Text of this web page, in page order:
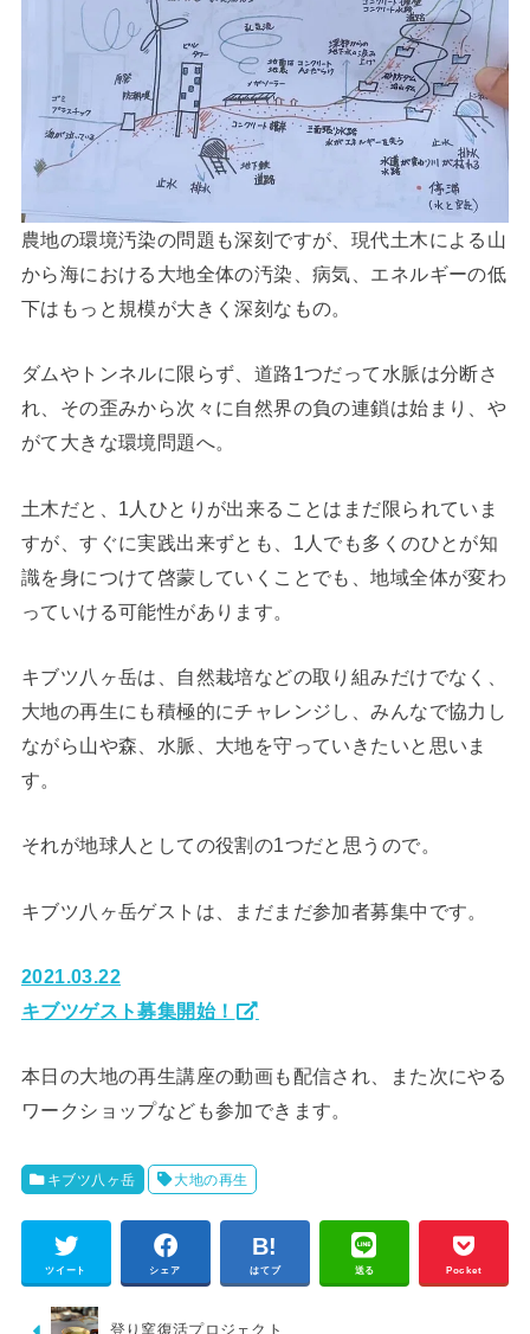
農地の環境汚染の問題も深刻ですが、現代土木による山
から海における大地全体の汚染、病気、エネルギーの低
下はもっと規模が大きく深刻なもの。
ダムやトンネルに限らず、道路1つだって水脈は分断さ
れ、その歪みから次々に自然界の負の連鎖は始まり、や
がて大きな環境問題へ。
土木だと、1人ひとりが出来ることはまだ限られていま
すが、すぐに実践出来ずとも、1人でも多くのひとが知
識を身につけて啓蒙していくことでも、地域全体が変わ
っていける可能性があります。
キブツ八ヶ岳は、自然栽培などの取り組みだけでなく、
大地の再生にも積極的にチャレンジし、みんなで協力し
ながら山や森、水脈、大地を守っていきたいと思いま
す。
それが地球人としての役割の1つだと思うので。
キブツ八ヶ岳ゲストは、まだまだ参加者募集中です。
2021.03.22
キブツゲスト募集開始！
本日の大地の再生講座の動画も配信され、また次にやる
ワークショップなども参加できます。
キブツ八ヶ岳 大地の再生
ツイート シェア はてブ 送る Pocket
登り窯復活プロジェクト